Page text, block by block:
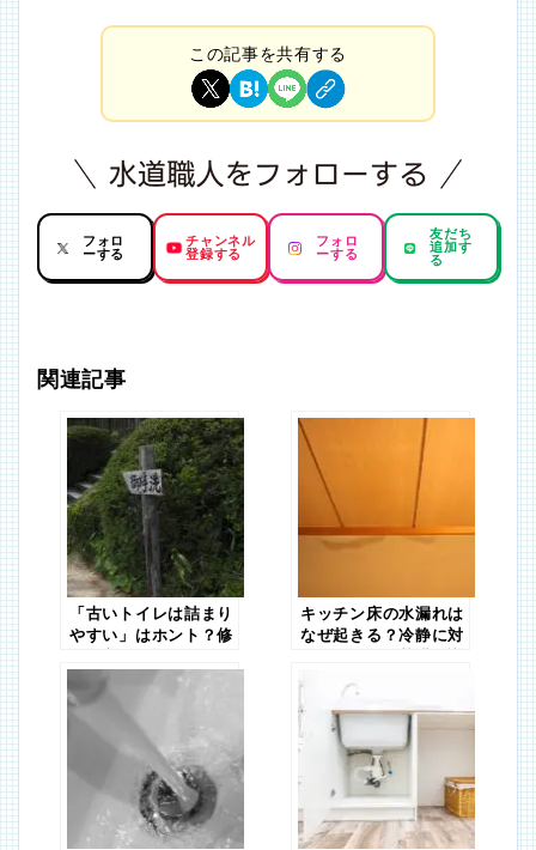
この記事を共有する
フォロ
ーする
チャンネル
登録する
フォロ
ーする
友だち
追加す
る
関連記事
「古いトイレは詰まり
やすい」はホント？修
キッチン床の水漏れは
なぜ起きる？冷静に対